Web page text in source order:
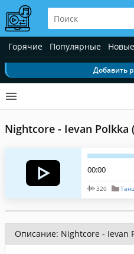
Горячие Популярные Новые
Добавить
Nightcore - Ievan Polkka
00:00
320
Описание: Nightcore - Ievan